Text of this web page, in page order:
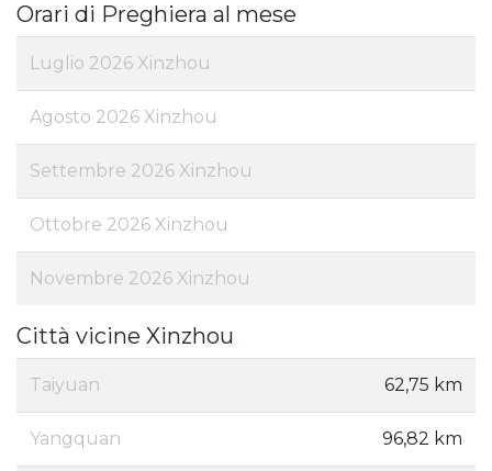
Orari di Preghiera al mese
Luglio 2026 Xinzhou
Agosto 2026 Xinzhou
Settembre 2026 Xinzhou
Ottobre 2026 Xinzhou
Novembre 2026 Xinzhou
Città vicine Xinzhou
Taiyuan 62,75 km
Yangquan 96,82 km